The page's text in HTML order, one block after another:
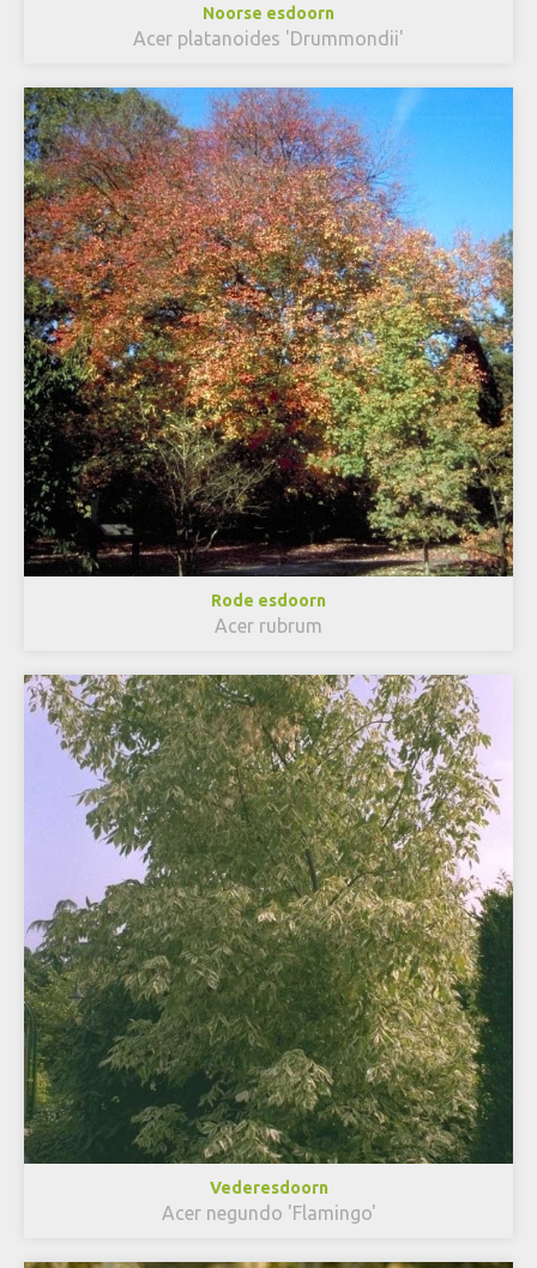
Noorse esdoorn
Acer platanoides 'Drummondii'
Rode esdoorn
Acer rubrum
Vederesdoorn
Acer negundo 'Flamingo'